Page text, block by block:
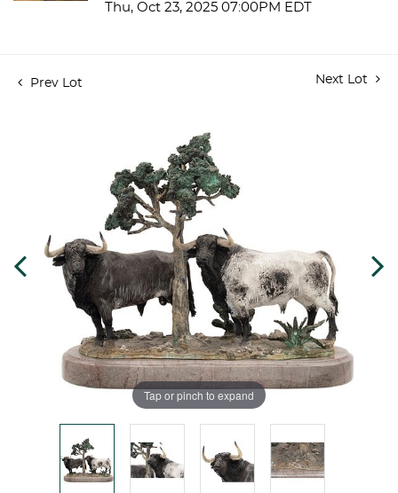
Thu, Oct 23, 2025 07:00PM EDT
Prev Lot Next Lot
Tap or pinch to expand